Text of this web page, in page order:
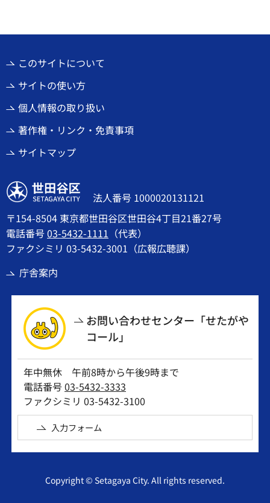
このサイトについて
サイトの使い方
個人情報の取り扱い
著作権・リンク・免責事項
サイトマップ
世田谷区
法人番号 1000020131121
〒154-8504 東京都世田谷区世田谷4丁目21番27号
電話番号03-5432-1111 （代表）
ファクシミリ 03-5432-3001（広報広聴課）
庁舎案内
お問い合わせセンター「せたがや
コール」
年中無休 午前8時から午後9時まで
電話番号03-5432-3333
ファクシミリ 03-5432-3100
入力フォーム
Copyright © Setagaya City. All rights reserved.